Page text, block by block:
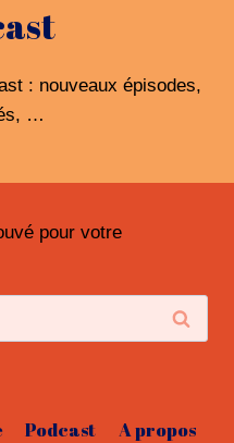
: nouveaux épisodes,
…
pour votre
Podcast
A propos